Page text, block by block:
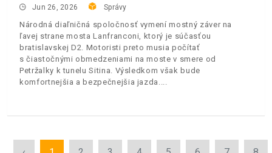
Jun 26, 2026 Správy
Národná diaľničná spoločnosť vymení mostný záver na
ľavej strane mosta Lanfranconi, ktorý je súčasťou
bratislavskej D2. Motoristi preto musia počítať
s čiastočnými obmedzeniami na moste v smere od
Petržalky k tunelu Sitina. Výsledkom však bude
komfortnejšia a bezpečnejšia jazda.